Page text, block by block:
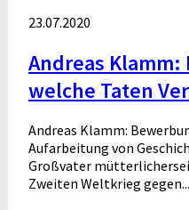
23.07.2020
Andreas Klamm:
welche Taten
Andreas Klamm:
Aufarbeitung von
Großvater
Zweiten Weltkrieg gegen...